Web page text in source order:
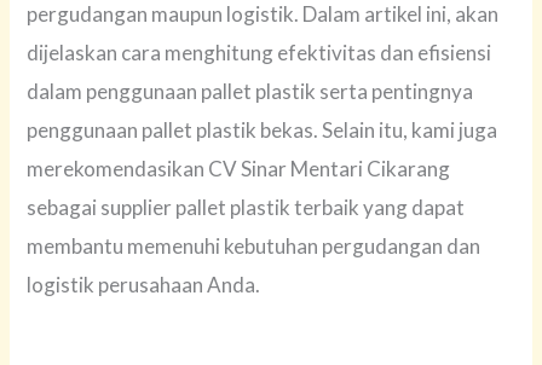
pergudangan maupun logistik. Dalam artikel ini, akan
dijelaskan cara menghitung efektivitas dan efisiensi
dalam penggunaan pallet plastik serta pentingnya
penggunaan pallet plastik bekas. Selain itu, kami juga
merekomendasikan CV Sinar Mentari Cikarang
sebagai supplier pallet plastik terbaik yang dapat
membantu memenuhi kebutuhan pergudangan dan
logistik perusahaan Anda.